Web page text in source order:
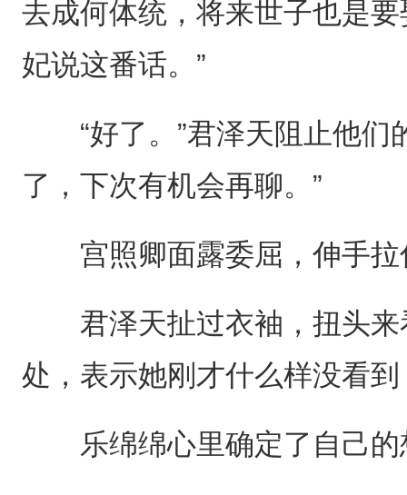
去成何体统，将来世子也是
妃说这番话。”
“好了。”君泽天阻止他们
了，下次有机会再聊。”
宫照卿面露委屈，伸手拉
君泽天扯过衣袖，扭头来
处，表示她刚才什么样没看
乐绵绵心里确定了自己的